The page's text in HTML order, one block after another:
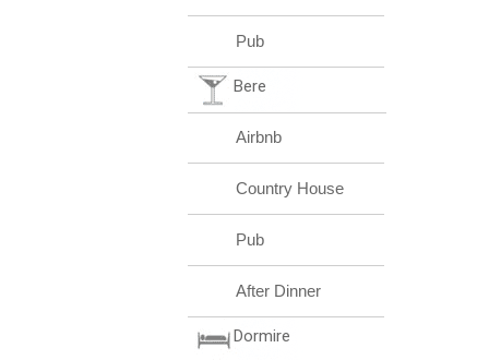
Pub
Bere
Airbnb
Country House
Pub
After Dinner
Dormire